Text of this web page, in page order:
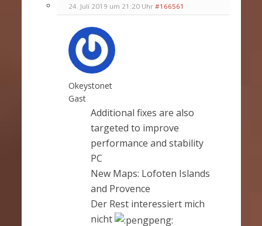
24. Juli 2019 um 21:20 Uhr #166561
Okeystonet
Gast
Additional fixes are also
targeted to improve
performance and stability
PC
New Maps: Lofoten Islands
and Provence
Der Rest interessiert mich
nicht